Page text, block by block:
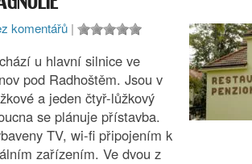
komentářů |
u hlavní silnice ve
pod Radhoštěm. Jsou v
a jeden čtyř-lůžkový
se plánuje přístavba.
TV, wi-fi připojením k
zařízením. Ve dvou z